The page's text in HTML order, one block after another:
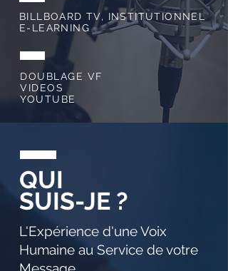
BILLBOARD TV, INSTITUTIONNEL
E-LEARNING
DOUBLAGE VF
VIDEOS
YOUTUBE
QUI
SUIS-JE ?
L'Expérience d'une Voix
Humaine au Service de votre